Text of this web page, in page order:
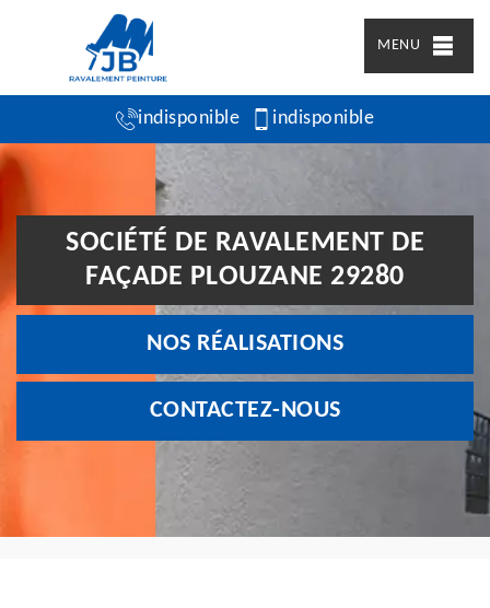
MENU
indisponible indisponible
SOCIÉTÉ DE RAVALEMENT DE
FAÇADE PLOUZANE 29280
NOS RÉALISATIONS
CONTACTEZ-NOUS